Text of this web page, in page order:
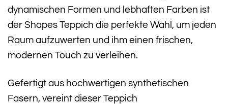
dynamischen Formen und lebhaften Farben ist
der Shapes Teppich die perfekte Wahl, um jeden
Raum aufzuwerten und ihm einen frischen,
modernen Touch zu verleihen.
Gefertigt aus hochwertigen synthetischen
Fasern, vereint dieser Teppich